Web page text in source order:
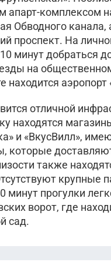
апарт-комплексом
Обводного канала,
проспект. На
минут добраться
на
находится аэропорт
отличной
находятся
и «ВкусВилл»,
которые
также
крупные
минут прогулки
ворот, где
сад.